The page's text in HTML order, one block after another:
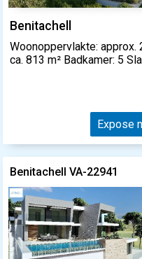
Benitachell
Woonoppervlakte: approx.
ca. 813 m² Badkamer: 5
Expose
Benitachell VA-22941